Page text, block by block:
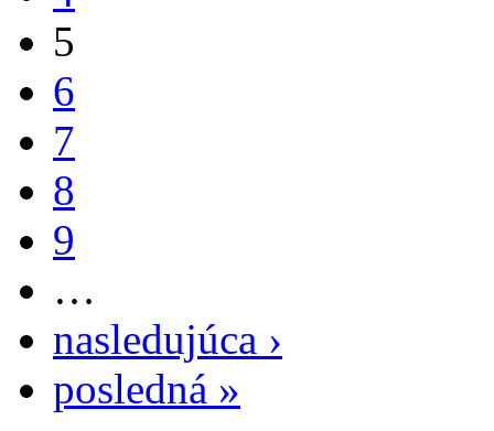
5
6
7
8
9
…
nasledujúca ›
posledná »